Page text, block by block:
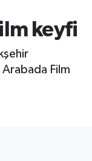
keyfi
Arabada Film